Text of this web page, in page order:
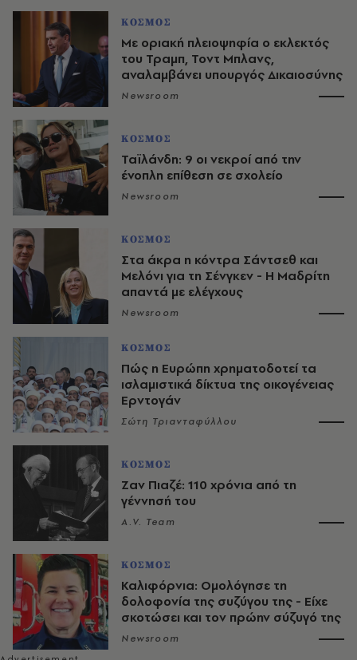
ΚΟΣΜΟΣ
Με οριακή πλειοψηφία ο εκλεκτός
του Τραμπ, Τοντ Μπλανς,
αναλαμβάνει υπουργός Δικαιοσύνης
Newsroom
ΚΟΣΜΟΣ
Ταϊλάνδη: 9 οι νεκροί από την
ένοπλη επίθεση σε σχολείο
Newsroom
ΚΟΣΜΟΣ
Στα άκρα η κόντρα Σάντσεθ και
Μελόνι για τη Σένγκεν - Η Μαδρίτη
απαντά με ελέγχους
Newsroom
ΚΟΣΜΟΣ
Πώς η Ευρώπη χρηματοδοτεί τα
ισλαμιστικά δίκτυα της οικογένειας
Ερντογάν
Σώτη Τριανταφύλλου
ΚΟΣΜΟΣ
Ζαν Πιαζέ: 110 χρόνια από τη
γέννησή του
A.V. Team
ΚΟΣΜΟΣ
Καλιφόρνια: Ομολόγησε τη
δολοφονία της συζύγου της - Είχε
σκοτώσει και τον πρώην σύζυγό της
Newsroom